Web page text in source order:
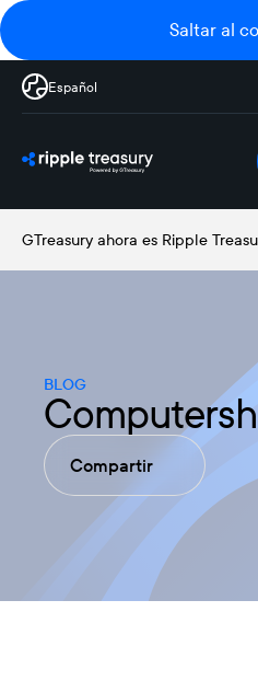
Saltar al
Español
GTreasury ahora es Ripple
BLOG
Compartir